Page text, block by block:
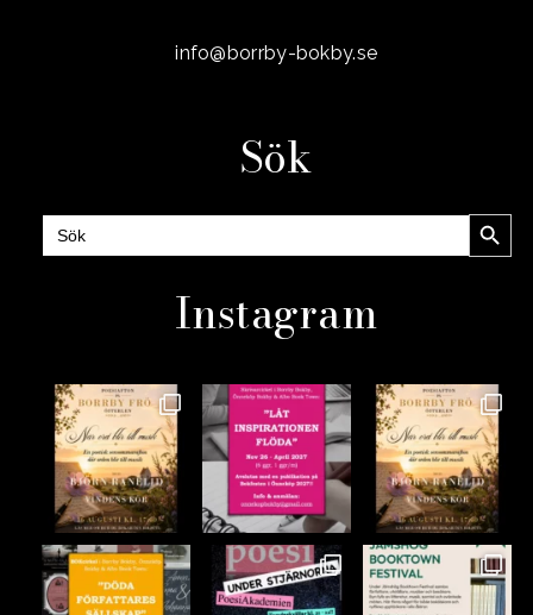
info@borrby-bokby.se
Sök
Sök
efter:
Instagram